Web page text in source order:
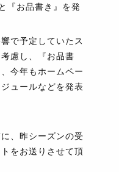
『お品書き』を発
で予定していたス
慮し、『お品書
今年もホームペー
ュールなどを発表
、昨シーズンの受
をお送りさせて頂